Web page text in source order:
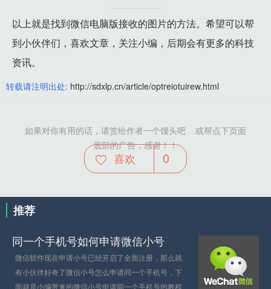
以上就是找到微信电脑版接收的图片的方法。希望可以帮
到小伙伴们，喜欢文章，关注小编，后期会有更多的科技
资讯。
转载请注明出处: http://sdxlp.cn/article/optreiotuirew.html
如果对你有用的话，请赏给作者一个馒头吧 ...或帮点下页面
底部的广告，感谢！！
喜欢 0
推荐
同一个手机号如何申请微信小号
微信软件现在申请小号已经开启了全面注册，那么就
有小伙伴好奇了微信小号怎么申请同一个手机号，下
面就是小编带来的微信小号申请同一个手机号的教程